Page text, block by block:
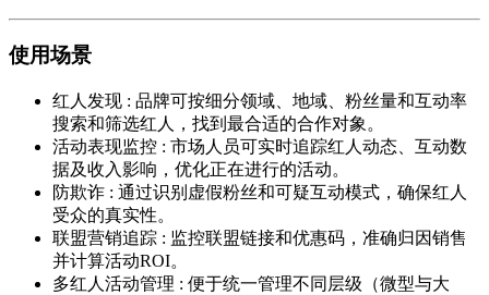
使用场景
红人发现 : 品牌可按细分领域、地域、粉丝量和互动率
搜索和筛选红人，找到最合适的合作对象。
活动表现监控 : 市场人员可实时追踪红人动态、互动数
据及收入影响，优化正在进行的活动。
防欺诈 : 通过识别虚假粉丝和可疑互动模式，确保红人
受众的真实性。
联盟营销追踪 : 监控联盟链接和优惠码，准确归因销售
并计算活动ROI。
多红人活动管理 : 便于统一管理不同层级（微型与大